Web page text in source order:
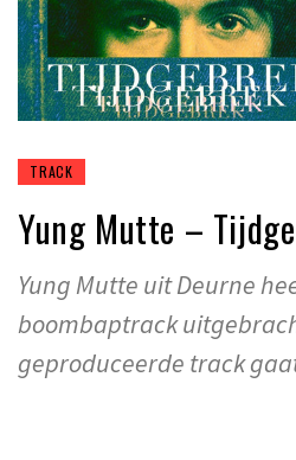
TRACK
Yung Mutte –
Yung Mutte uit Deurne
boombaptrack
geproduceerde track